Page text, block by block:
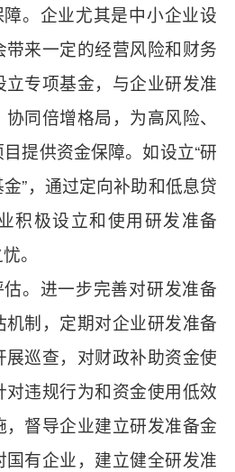
。企业尤其是中小企业设
来一定的经营风险和财务
专项基金，与企业研发准
同倍增格局，为高风险、
提供资金保障。如设立“研
”，通过定向补助和低息贷
积极设立和使用研发准备
。
。进一步完善对研发准备
制，定期对企业研发准备
巡查，对财政补助资金使
违规行为和资金使用低效
督导企业建立研发准备金
有企业，建立健全研发准